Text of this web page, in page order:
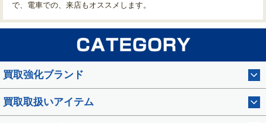
で、電車での、来店もオススメします。
買取強化ブランド
買取取扱いアイテム